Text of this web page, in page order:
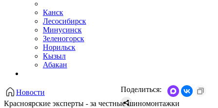
Канск
Лесосибирск
Минусинск
Зеленогорск
Норильск
Кызыл
Абакан
Новости
Красноярские эксперты - за честные шиномонтажки
Поделиться: